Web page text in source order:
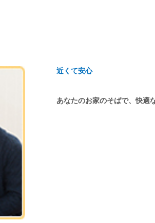
近くて安心
あなたのお家のそばで、快適